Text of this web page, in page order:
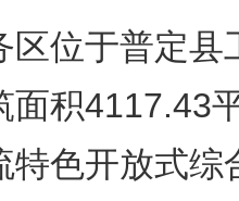
位于普定县
面积4117.43
特色开放式综